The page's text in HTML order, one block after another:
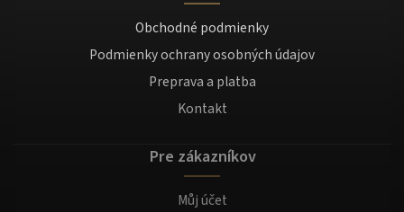
Obchodné podmienky
Podmienky ochrany osobných údajov
Preprava a platba
Kontakt
Pre zákazníkov
Můj účet